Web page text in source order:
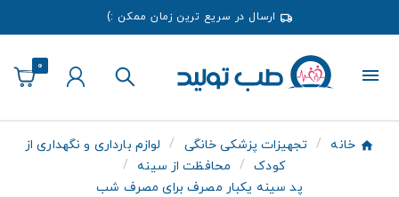
ارسال در سریع ترین زمان ممکن :)
0
خانه تجهیزات پزشکی خانگی
لوازم بارداری و نگهداری از
کودک
محافظت از سینه
پد سینه یکبار مصرف برای مصرف شب